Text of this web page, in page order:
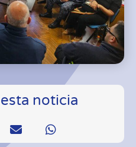
noticia